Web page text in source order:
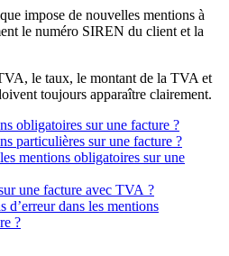
impose de nouvelles mentions à
le numéro SIREN du client et la
le taux, le montant de la TVA et
toujours apparaître clairement.
obligatoires sur une facture ?
particulières sur une facture ?
mentions obligatoires sur une
une facture avec TVA ?
d’erreur dans les mentions
?